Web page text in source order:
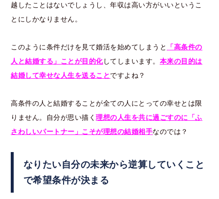
越したことはないでしょうし、年収は高い方がいいというこ
とにしかなりません。
このように条件だけを見て婚活を始めてしまうと
「高条件の
人と結婚する」ことが目的化してしまいます。 本来の目的は
結婚して幸せな人生を送ることですよね？
高条件の人と結婚することが全ての人にとっての幸せとは限
りません。自分が思い描く理想の人生を共に過ごすのに「ふ
さわしいパートナー」こそが理想の結婚相手なのでは？
なりたい自分の未来から逆算していくこと
で希望条件が決まる